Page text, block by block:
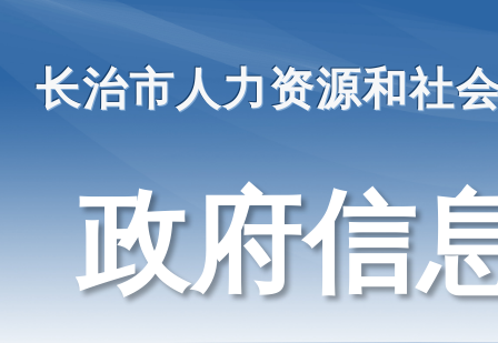
长治市人力资源和社
政府信